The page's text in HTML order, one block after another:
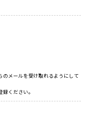
メールを受け取れるようにして
ください。